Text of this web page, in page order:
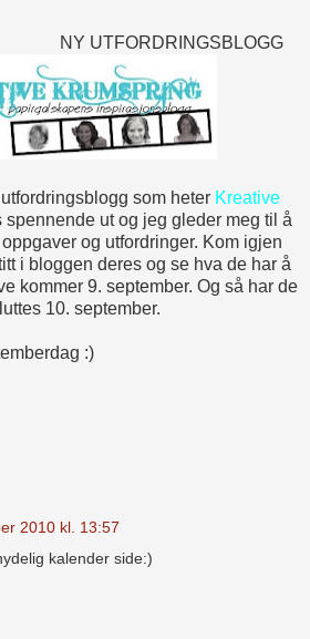
som heter Kreative
spennende ut og jeg gleder meg til å
og utfordringer. Kom igjen
i bloggen deres og se hva de har å
kommer 9. september. Og så har de
10. september.
:)
2010 kl. 13:57
kalender side:)